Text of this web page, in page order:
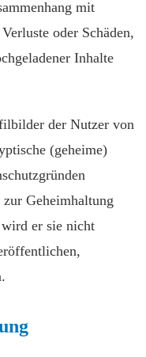
mit
oder Schäden,
Inhalte
der Nutzer von
(geheime)
Geheimhaltung
er sie nicht